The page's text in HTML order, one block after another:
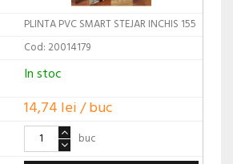
PLINTA PVC SMART STEJAR INCHIS 155
Cod: 20014179
In stoc
14,74 lei / buc
buc